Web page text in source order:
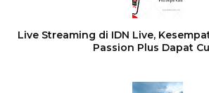
Live Streaming di IDN Live,
Passion Plus Dapat